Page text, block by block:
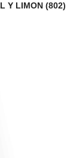
Y LIMON (802)